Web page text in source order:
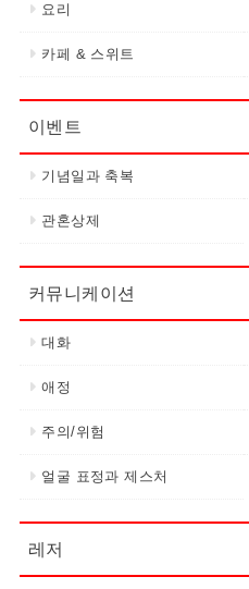
요리
카페 & 스위트
이벤트
기념일과 축복
관혼상제
커뮤니케이션
대화
애정
주의/위험
얼굴 표정과 제스처
레저